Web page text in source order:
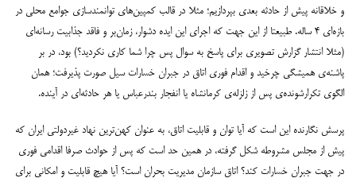
و خلاقانه پیش از حادثه بعدی بپردازیم؛ مثلا در قالب کمپین‌های توانمندسازی جوامع محلی در
بازه‌ای ۴ ساله. طبیعتا از این جهت که اجرای این ایده دشوار، زمان‌بر و فاقد جذابیت رسانه‌ای
(مثلا انتشار گزارش تصویری برای پاسخ به سوال پس چرا شما کاری نکردید؟) بود، در بر
پاشنه‌ی همیشگی چرخید و اقدام فوری اتاق در جبران خسارات سیل صورت پذیرفت؛ همان
الگوی تکرارشونده‌ی پس از زلزله‌ی کرمانشاه یا انفجار بندرعباس یا هر حادثه‌ای در آینده.
پرسش نگارنده این است که آیا توان و قابلیت اتاق، به عنوان کهن‌ترین نهاد غیردولتی ایران که
پیش از مجلس مشروطه شکل گرفته، در همین حد است که پس از حوادث صرفا اقدامی فوری
در جهت جبران خسارات کند؟ اتاق سازمان مدیریت بحران است؟ آیا هیچ قابلیت و امکانی برای